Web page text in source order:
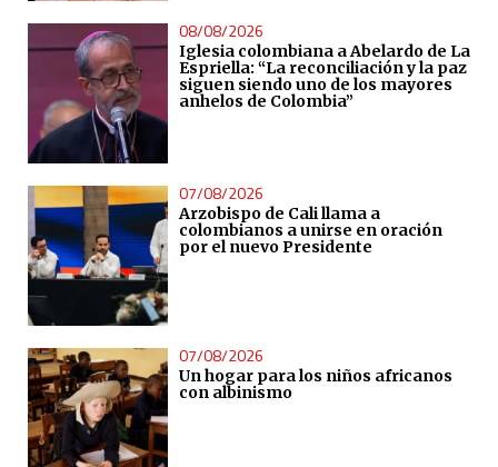
08/08/2026
Iglesia colombiana a Abelardo de La
Espriella: “La reconciliación y la paz
siguen siendo uno de los mayores
anhelos de Colombia”
07/08/2026
Arzobispo de Cali llama a
colombianos a unirse en oración
por el nuevo Presidente
07/08/2026
Un hogar para los niños africanos
con albinismo